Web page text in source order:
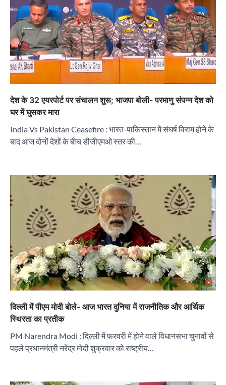
देश के 32 एयरपोर्ट पर संचालन शुरू; भाजपा बोली- परमाणु संपन्न देश को
घर में घुसकर मारा
India Vs Pakistan Ceasefire : भारत-पाकिस्तान में संघर्ष विराम होने के
बाद आज दोनों देशों के बीच डीजीएमओ स्तर की…
दिल्ली में पीएम मोदी बोले- आज भारत दुनिया में राजनीतिक और आर्थिक
स्थिरता का प्रतीक
PM Narendra Modi : दिल्ली में फरवरी में होने वाले विधानसभा चुनावों से
पहले प्रधानमंत्री नरेंद्र मोदी शुक्रवार को राष्ट्रीय…